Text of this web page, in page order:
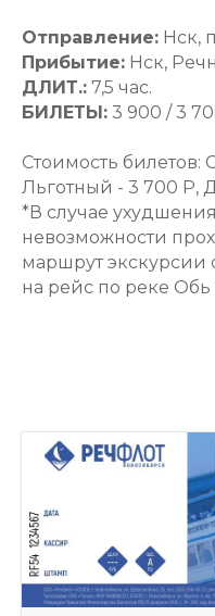
Отправление: Нск,
Прибытие: Нск,
ДЛИТ.: 7,5 час.
БИЛЕТЫ: 3 900 / 3
Стоимость билетов:
Льготный - 3 700 Р,
*В случае
невозможности
маршрут
на рейс по реке